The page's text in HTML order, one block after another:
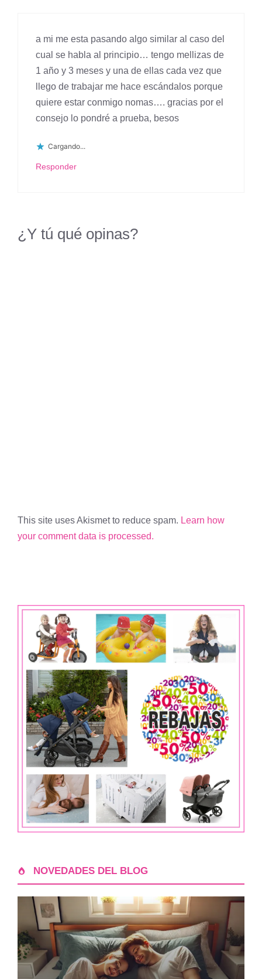
a mi me esta pasando algo similar al caso del
cual se habla al principio… tengo mellizas de
1 año y 3 meses y una de ellas cada vez que
llego de trabajar me hace escándalos porque
quiere estar conmigo nomas…. gracias por el
consejo lo pondré a prueba, besos
Cargando...
Responder
¿Y tú qué opinas?
This site uses Akismet to reduce spam. Learn how
your comment data is processed.
NOVEDADES DEL BLOG